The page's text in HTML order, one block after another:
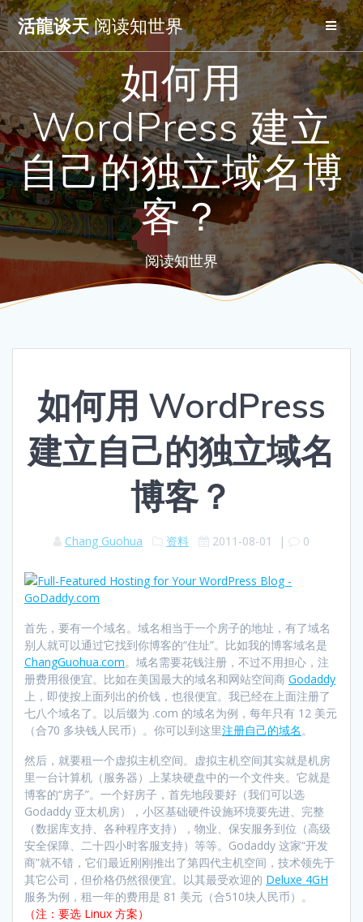
Skip
to
content
活龍谈天阅读知世界
如何用
WordPress 建立
自己的独立域名博
客？
阅读知世界
如何用 WordPress
建立自己的独立域名
博客？
Chang Guohua 资料 2011-08-01 | 0
首先，要有一个域名。域名相当于一个房子的地址，有了域名
别人就可以通过它找到你博客的“住址”。比如我的博客域名是
ChangGuohua.com。域名需要花钱注册，不过不用担心，注
册费用很便宜。比如在美国最大的域名和网站空间商 Godaddy
上，即使按上面列出的价钱，也很便宜。我已经在上面注册了
七八个域名了。以后缀为 .com 的域名为例，每年只有 12 美元
（合70 多块钱人民币）。你可以到这里注册自己的域名 。
然后，就要租一个虚拟主机空间。虚拟主机空间其实就是机房
里一台计算机（服务器）上某块硬盘中的一个文件夹。它就是
博客的“房子”。一个好房子，首先地段要好（我们可以选
Godaddy 亚太机房），小区基础硬件设施环境要先进、完整
（数据库支持、各种程序支持），物业、保安服务到位（高级
安全保障、二十四小时客服支持）等等。Godaddy 这家“开发
商”就不错，它们最近刚刚推出了第四代主机空间，技术领先于
其它公司，但价格仍然很便宜。以其最受欢迎的 Deluxe 4GH
服务为例，租一年的费用是 81 美元（合510块人民币）。
（注：要选 Linux 方案）